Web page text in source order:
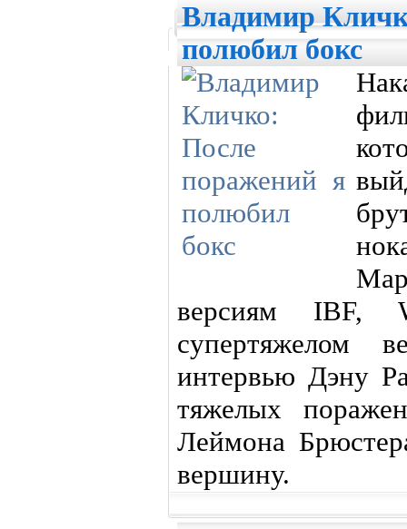
Владимир
полюбил бокс
версиям
супертяжелом
интервью Дэну
тяжелых
Леймона
вершину.